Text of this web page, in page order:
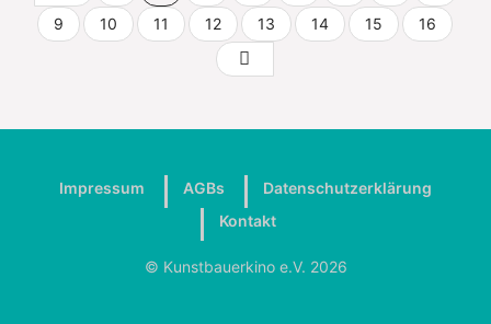
9
10 11 12 13 14 15 16
Impressum AGBs
Datenschutzerklärung
Kontakt
© Kunstbauerkino e.V. 2026